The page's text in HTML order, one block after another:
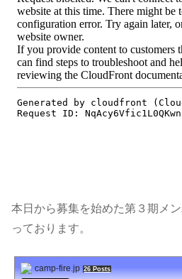
本日から募集を始めた第３期メ
っております。
camp-fire.jp 26 Posts